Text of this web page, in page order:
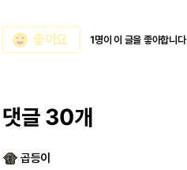
emoji_emotions 좋아요 1명이 이 글을 좋아합니다
댓글 30개
곱등이